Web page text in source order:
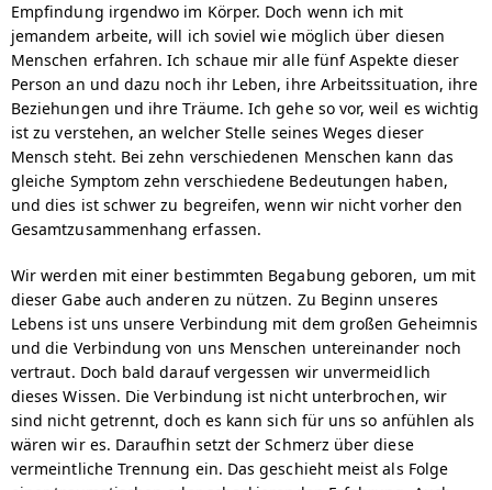
Empfindung irgendwo im Körper. Doch wenn ich mit
jemandem arbeite, will ich soviel wie möglich über diesen
Menschen erfahren. Ich schaue mir alle fünf Aspekte dieser
Person an und dazu noch ihr Leben, ihre Arbeitssituation, ihre
Beziehungen und ihre Träume. Ich gehe so vor, weil es wichtig
ist zu verstehen, an welcher Stelle seines Weges dieser
Mensch steht. Bei zehn verschiedenen Menschen kann das
gleiche Symptom zehn verschiedene Bedeutungen haben,
und dies ist schwer zu begreifen, wenn wir nicht vorher den
Gesamtzusammenhang erfassen.
Wir werden mit einer bestimmten Begabung geboren, um mit
dieser Gabe auch anderen zu nützen. Zu Beginn unseres
Lebens ist uns unsere Verbindung mit dem großen Geheimnis
und die Verbindung von uns Menschen untereinander noch
vertraut. Doch bald darauf vergessen wir unvermeidlich
dieses Wissen. Die Verbindung ist nicht unterbrochen, wir
sind nicht getrennt, doch es kann sich für uns so anfühlen als
wären wir es. Daraufhin setzt der Schmerz über diese
vermeintliche Trennung ein. Das geschieht meist als Folge